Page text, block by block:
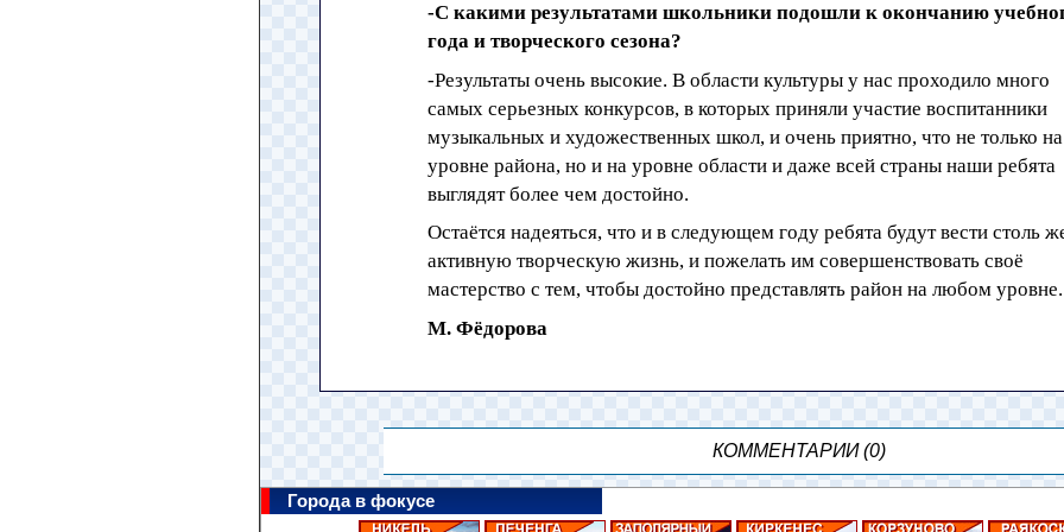
-С какими результатами школьники подошли к окончанию
года и творческого сезона?
-Результаты очень высокие. В области культуры у нас проходило много
самых серьезных конкурсов, в которых приняли участие воспитанники
музыкальных и художественных школ, и очень приятно, что не только на
уровне района, но и на уровне области и даже всей страны наши ребята
выглядят более чем достойно.
Остаётся надеяться, что и в следующем году ребята будут вести столь
активную творческую жизнь, и пожелать им совершенствовать своё
мастерство с тем, чтобы достойно представлять район на любом уровне.
М. Фёдорова
КОММЕНТАРИИ (0)
Города в фокусе